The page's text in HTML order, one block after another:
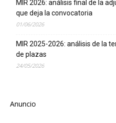
MIR 2026: análisis final de la
que deja la convocatoria
01/06/2026
MIR 2025-2026: análisis de la
de plazas
24/05/2026
Anuncio